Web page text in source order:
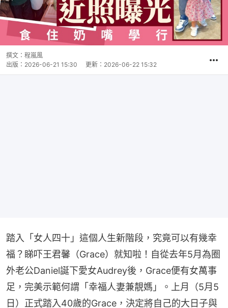
撰文： 程嵐風
出版： 2026-06-21 15:30 更新： 2026-06-22 15:32
踏入「女人四十」這個人生新階段，究竟可以有幾幸
福？睇吓王君馨（Grace）就知啦！自從去年5月為圈
外老公Daniel誕下愛女Audrey後，Grace便有女萬事
足，完美示範何謂「幸福人妻兼靚媽」。上月（5月5
日）正式踏入40歲的Grace，決定將自己的大日子與